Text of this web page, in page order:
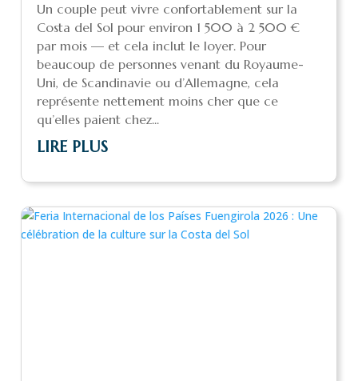
Un couple peut vivre confortablement sur la
Costa del Sol pour environ 1 500 à 2 500 €
par mois — et cela inclut le loyer. Pour
beaucoup de personnes venant du Royaume-
Uni, de Scandinavie ou d’Allemagne, cela
représente nettement moins cher que ce
qu’elles paient chez...
LIRE PLUS